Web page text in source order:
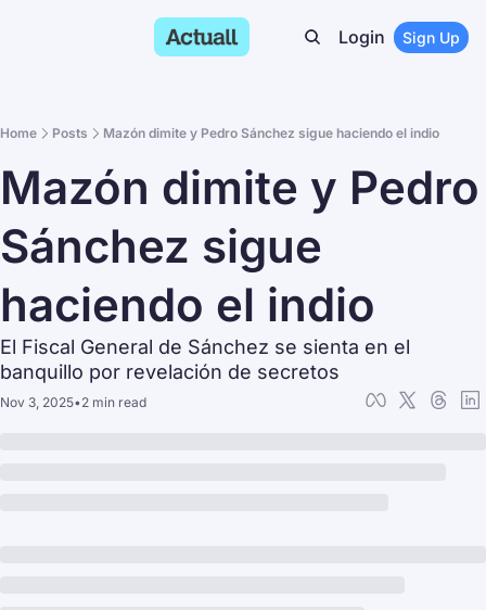
Login Sign Up
Home Posts Mazón dimite y Pedro Sánchez sigue haciendo el indio
Mazón dimite y Pedro
Sánchez sigue
haciendo el indio
El Fiscal General de Sánchez se sienta en el
banquillo por revelación de secretos
Nov 3, 2025•2 min read